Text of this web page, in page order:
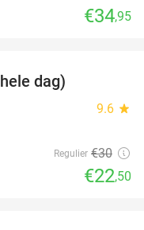
€34,95
dag)
9.6 star
Regulier €30
€22,50